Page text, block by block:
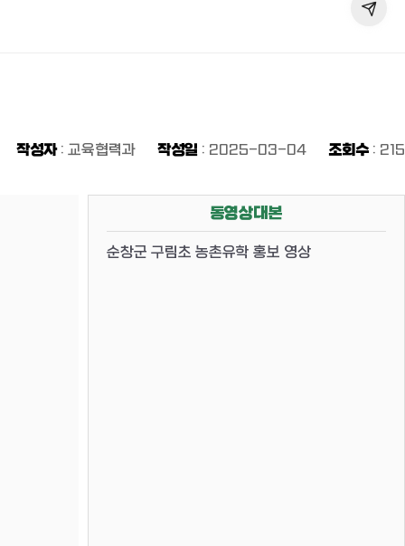
작성자: 교육협력과 작성일 : 2025-03-04 조회수 : 215
동영상대본
순창군 구림초 농촌유학 홍보 영상